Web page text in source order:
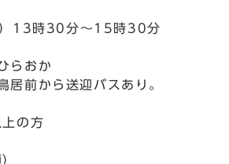
13時30分～15時30分
らおか
居前から送迎バスあり。
の方